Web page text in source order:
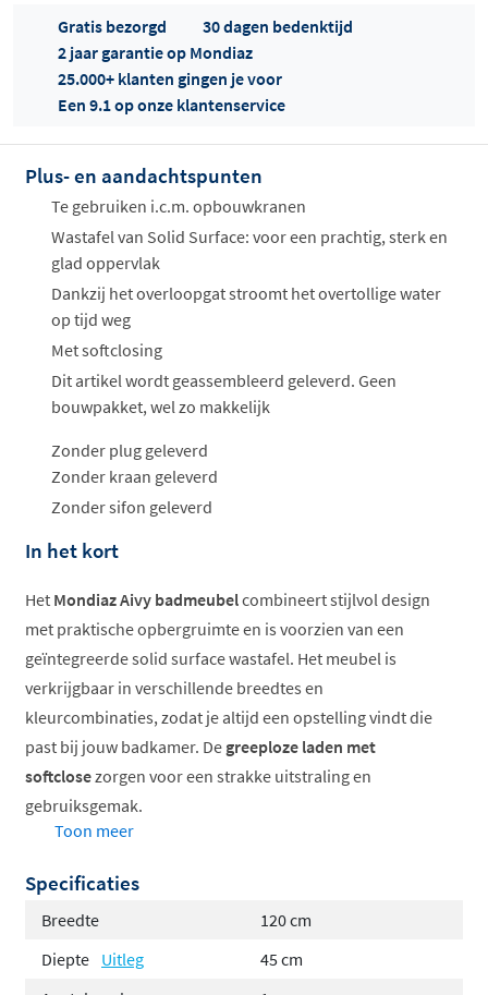
Offertes
Gratis bezorgd
30 dagen bedenktijd
2 jaar garantie op Mondiaz
25.000+ klanten gingen je voor
Een 9.1 op onze klantenservice
Plus- en aandachtspunten
Te gebruiken i.c.m. opbouwkranen
Wastafel van Solid Surface: voor een prachtig, sterk en
glad oppervlak
Dankzij het overloopgat stroomt het overtollige water
op tijd weg
Met softclosing
Dit artikel wordt geassembleerd geleverd. Geen
bouwpakket, wel zo makkelijk
Zonder plug geleverd
Zonder kraan geleverd
Zonder sifon geleverd
In het kort
Het Mondiaz Aivy badmeubelcombineert stijlvol design
met praktische opbergruimte en is voorzien van een
geïntegreerde solid surface wastafel. Het meubel is
verkrijgbaar in verschillende breedtes en
kleurcombinaties, zodat je altijd een opstelling vindt die
past bij jouw badkamer. De greeploze laden met
softclosezorgen voor een strakke uitstraling en
gebruiksgemak.
Solid surface wastafel inclusief
Twee laden met softclose
Wandmontage
Toon meer
Specificaties
Breedte
120 cm
Diepte Uitleg
45 cm